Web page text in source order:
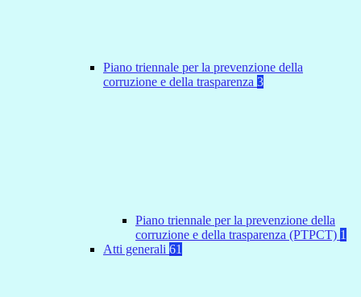
Piano triennale per la prevenzione della
corruzione e della trasparenza 3
Piano triennale per la prevenzione della
corruzione e della trasparenza (PTPCT) 1
Atti generali 61